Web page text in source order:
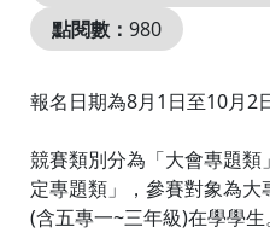
點閱數： 980
報名日期為8月1日至10月2
競賽類別分為「大會專題
定專題類」，參賽對象為
(含五專一~三年級)在學學生。